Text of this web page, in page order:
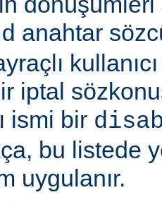
anahtar
iptal
ismi bir
bu listede
uygulanır.